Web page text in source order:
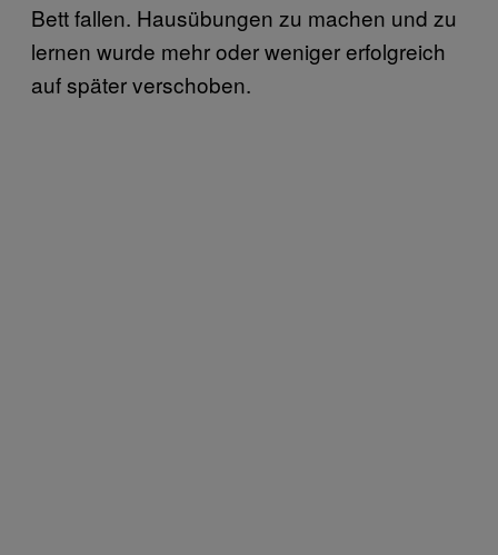
Bett fallen. Hausübungen zu machen und zu
lernen wurde mehr oder weniger erfolgreich
auf später verschoben.